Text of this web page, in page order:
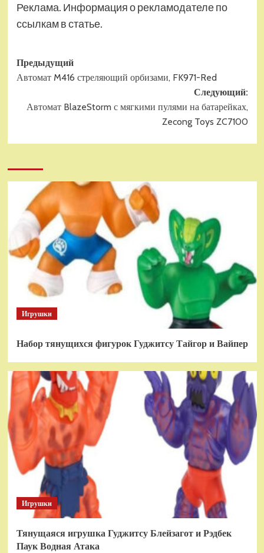
Реклама. Информация о рекламодателе по
ссылкам в статье.
Навигация
записи
Предыдущий
Автомат M416 стреляющий орбизами, FK971-Red
Следующий:
Автомат BlazeStorm с мягкими пулями на батарейках,
Zecong Toys ZC7100
Игрушки
Набор тянущихся фигурок Гуджитсу Тайгор и Вайпер
Игрушки
Тянущаяся игрушка Гуджитсу Блейзагот и Рэдбек
Паук Водная Атака